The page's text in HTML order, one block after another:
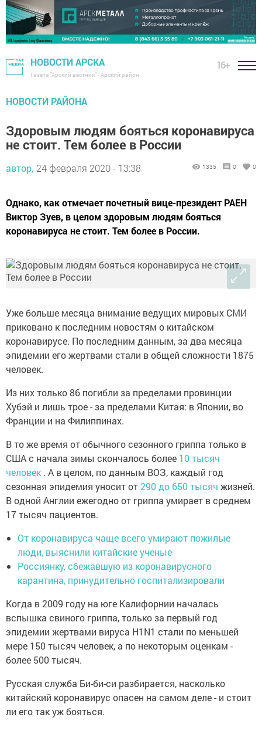
НОВОСТИ АРСКА
Газета "Арский вестник" - Арский район
16+
НОВОСТИ РАЙОНА
Здоровым людям бояться коронавируса
не стоит. Тем более в России
автор, 24 февраля 2020 - 13:38 1335 0 0
Однако, как отмечает почетный вице-президент РАЕН
Виктор Зуев, в целом здоровым людям бояться
коронавируса не стоит. Тем более в России.
Уже больше месяца внимание ведущих мировых СМИ
приковано к последним новостям о китайском
коронавирусе. По последним данным, за два месяца
эпидемии его жертвами стали в общей сложности 1875
человек.
Из них только 86 погибли за пределами провинции
Хубэй и лишь трое - за пределами Китая: в Японии, во
Франции и на Филиппинах.
В то же время от обычного сезонного гриппа только в
США с начала зимы скончалось более 10 тысяч
человек . А в целом, по данным ВОЗ, каждый год
сезонная эпидемия уносит от 290 до 650 тысяч жизней.
В одной Англии ежегодно от гриппа умирает в среднем
17 тысяч пациентов.
От коронавируса чаще всего умирают пожилые
люди, выяснили китайские ученые
Россиянку, сбежавшую из коронавирусного
карантина, принудительно госпитализировали
Когда в 2009 году на юге Калифорнии началась
вспышка свиного гриппа, только за первый год
эпидемии жертвами вируса H1N1 стали по меньшей
мере 150 тысяч человек, а по некоторым оценкам -
более 500 тысяч.
Русская служба Би-би-си разбирается, насколько
китайский коронавирус опасен на самом деле - и стоит
ли его так уж бояться.